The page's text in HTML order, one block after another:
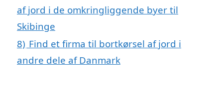
af jord i de omkringliggende byer til
Skibinge
8) Find et firma til bortkørsel af jord i
andre dele af Danmark